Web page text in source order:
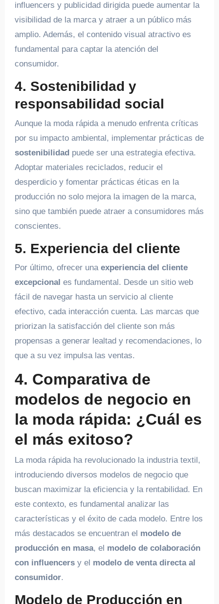
influencers y publicidad dirigida puede aumentar la
visibilidad de la marca y atraer a un público más
amplio. Además, el contenido visual atractivo es
fundamental para captar la atención del
consumidor.
4. Sostenibilidad y
responsabilidad social
Aunque la moda rápida a menudo enfrenta críticas
por su impacto ambiental, implementar prácticas de
sostenibilidadpuede ser una estrategia efectiva.
Adoptar materiales reciclados, reducir el
desperdicio y fomentar prácticas éticas en la
producción no solo mejora la imagen de la marca,
sino que también puede atraer a consumidores más
conscientes.
5. Experiencia del cliente
Por último, ofrecer una experiencia del cliente
excepcional es fundamental. Desde un sitio web
fácil de navegar hasta un servicio al cliente
efectivo, cada interacción cuenta. Las marcas que
priorizan la satisfacción del cliente son más
propensas a generar lealtad y recomendaciones, lo
que a su vez impulsa las ventas.
4. Comparativa de
modelos de negocio en
la moda rápida: ¿Cuál es
el más exitoso?
La moda rápida ha revolucionado la industria textil,
introduciendo diversos modelos de negocio que
buscan maximizar la eficiencia y la rentabilidad. En
este contexto, es fundamental analizar las
características y el éxito de cada modelo. Entre los
más destacados se encuentran el modelo de
producción en masa, el modelo de colaboración
con influencersy el modelo de venta directa al
consumidor.
Modelo de Producción en